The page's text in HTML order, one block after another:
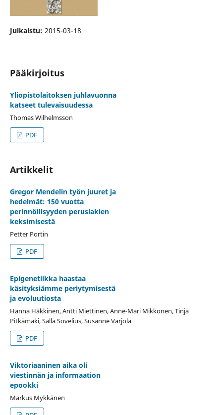
Julkaistu: 2015-03-18
Pääkirjoitus
Yliopistolaitoksen juhlavuonna
katseet tulevaisuudessa
Thomas Wilhelmsson
PDF
Artikkelit
Gregor Mendelin työn juuret ja
hedelmät: 150 vuotta
perinnöllisyyden peruslakien
keksimisestä
Petter Portin
PDF
Epigenetiikka haastaa
käsityksiämme periytymisestä
ja evoluutiosta
Hanna Häkkinen, Antti Miettinen, Anne-Mari Mikkonen, Tinja
Pitkämäki, Salla Sovelius, Susanne Varjola
PDF
Viktoriaaninen aika oli
viestinnän ja informaation
epookki
Markus Mykkänen